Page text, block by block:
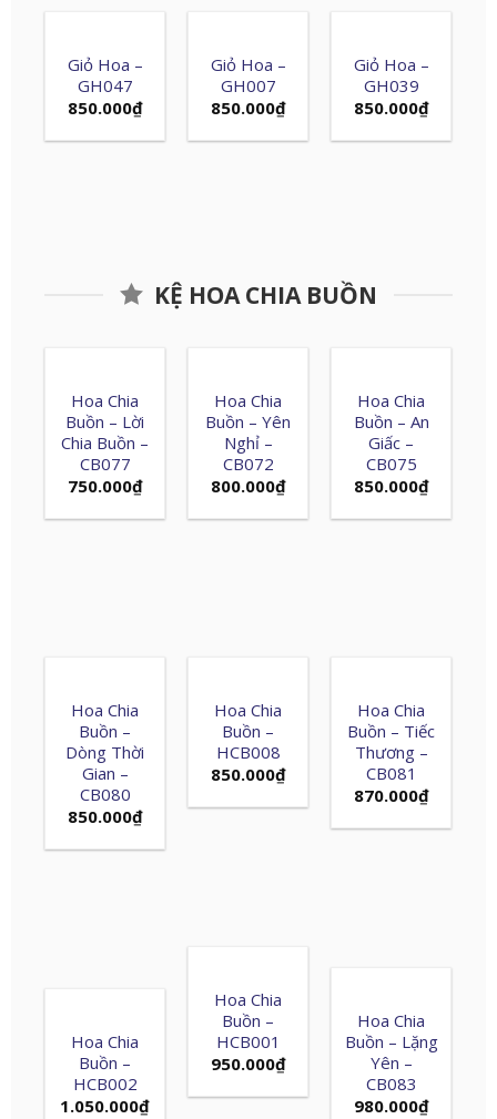
Giỏ Hoa –
GH047
850.000₫
Giỏ Hoa –
GH007
850.000₫
Giỏ Hoa –
GH039
850.000₫
KỆ HOA CHIA BUỒN
Hoa Chia
Buồn – Lời
Chia Buồn –
CB077
750.000₫
Hoa Chia
Buồn – Yên
Nghỉ –
CB072
800.000₫
Hoa Chia
Buồn – An
Giấc –
CB075
850.000₫
Hoa Chia
Buồn –
Dòng Thời
Gian –
CB080
850.000₫
Hoa Chia
Buồn –
HCB008
850.000₫
Hoa Chia
Buồn – Tiếc
Thương –
CB081
870.000₫
Hoa Chia
Buồn –
HCB001
950.000₫
Hoa Chia
Buồn – Lặng
Yên –
CB083
980.000₫
Hoa Chia
Buồn –
HCB002
1.050.000₫